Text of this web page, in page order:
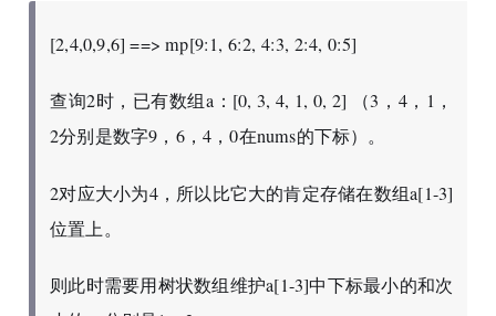
[2,4,0,9,6] ==> mp[9:1, 6:2, 4:3, 2:4, 0:5]
查询2时，已有数组a：[0, 3, 4, 1, 0, 2] （3，4，1，
2分别是数字9，6，4，0在nums的下标）。
2对应大小为4，所以比它大的肯定存储在数组a[1-3]
位置上。
则此时需要用树状数组维护a[1-3]中下标最小的和次